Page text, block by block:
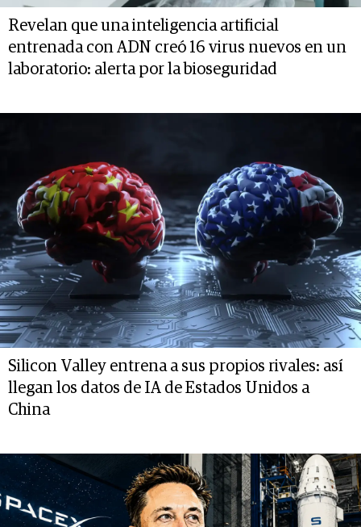
Revelan que una inteligencia artificial
entrenada con ADN creó 16 virus nuevos en un
laboratorio: alerta por la bioseguridad
Silicon Valley entrena a sus propios rivales: así
llegan los datos de IA de Estados Unidos a
China